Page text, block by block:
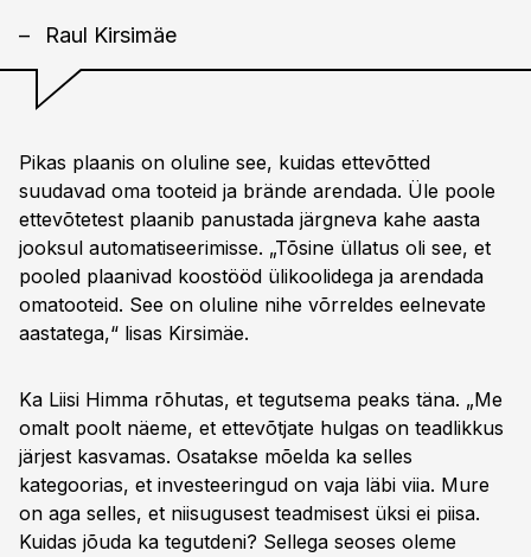
Raul Kirsimäe
Pikas plaanis on oluline see, kuidas ettevõtted
suudavad oma tooteid ja brände arendada. Üle poole
ettevõtetest plaanib panustada järgneva kahe aasta
jooksul automatiseerimisse. „Tõsine üllatus oli see, et
pooled plaanivad koostööd ülikoolidega ja arendada
omatooteid. See on oluline nihe võrreldes eelnevate
aastatega,“ lisas Kirsimäe.
Ka Liisi Himma rõhutas, et tegutsema peaks täna. „Me
omalt poolt näeme, et ettevõtjate hulgas on teadlikkus
järjest kasvamas. Osatakse mõelda ka selles
kategoorias, et investeeringud on vaja läbi viia. Mure
on aga selles, et niisugusest teadmisest üksi ei piisa.
Kuidas jõuda ka tegutdeni? Sellega seoses oleme